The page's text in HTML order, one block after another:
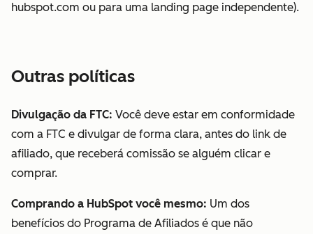
hubspot.com ou para uma landing page independente).
Outras políticas
Divulgação da FTC: Você deve estar em conformidade
com a FTC e divulgar de forma clara, antes do link de
afiliado, que receberá comissão se alguém clicar e
comprar.
Comprando a HubSpot você mesmo: Um dos
benefícios do Programa de Afiliados é que não